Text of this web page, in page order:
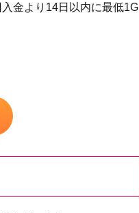
金より14日以内に最低1G